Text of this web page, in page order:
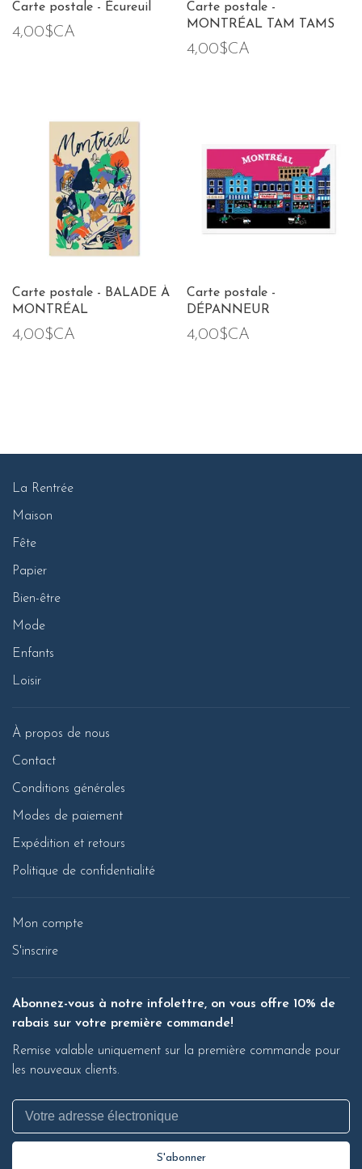
Carte postale - Écureuil
4,00$CA
Carte postale -
MONTRÉAL TAM TAMS
4,00$CA
Carte postale - BALADE À
MONTRÉAL
4,00$CA
Carte postale -
DÉPANNEUR
4,00$CA
La Rentrée
Maison
Fête
Papier
Bien-être
Mode
Enfants
Loisir
À propos de nous
Contact
Conditions générales
Modes de paiement
Expédition et retours
Politique de confidentialité
Mon compte
S'inscrire
Abonnez-vous à notre infolettre, on vous offre 10% de
rabais sur votre première commande!
Remise valable uniquement sur la première commande pour
les nouveaux clients.
S'abonner